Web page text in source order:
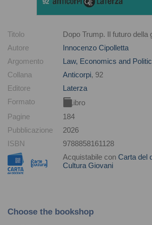
Titolo
Dopo Trump. Il futuro della
Autore
Innocenzo Cipolletta
Argomento
Law, Economics and
Collana
Anticorpi, 92
Editore
Laterza
Formato
Libro
Pagine
184
Pubblicazione
2026
ISBN
9788858161128
Acquistabile con Carta del
Cultura Giovani
Choose the bookshop